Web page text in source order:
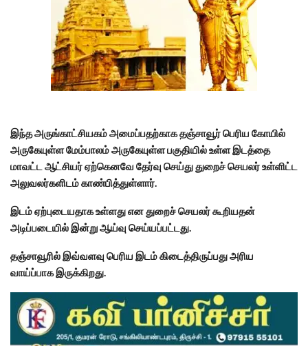
இந்த அருங்காட்சியகம் அமைப்பதற்காக தஞ்சாவூர் பெரிய கோயில்
அருகேயுள்ள மேம்பாலம் அருகேயுள்ள பகுதியில் உள்ள இடத்தை
மாவட்ட ஆட்சியர் ஏற்கெனவே தேர்வு செய்து துறைச் செயலர் உள்ளிட்ட
அலுவலர்களிடம் காண்பித்துள்ளார்.
இடம் ஏற்புடையதாக உள்ளது என துறைச் செயலர் கூறியதன்
அடிப்படையில் இன்று ஆய்வு செய்யப்பட்டது.
தஞ்சாவூரில் இவ்வளவு பெரிய இடம் கிடைத்திருப்பது அரிய
வாய்ப்பாக இருக்கிறது.